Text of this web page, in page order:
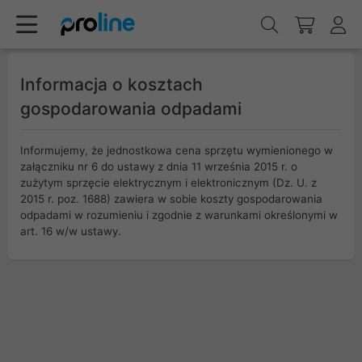
Informacja o kosztach
gospodarowania odpadami
Informujemy, że jednostkowa cena sprzętu wymienionego w
załączniku nr 6 do ustawy z dnia 11 września 2015 r. o
zużytym sprzęcie elektrycznym i elektronicznym (Dz. U. z
2015 r. poz. 1688) zawiera w sobie koszty gospodarowania
odpadami w rozumieniu i zgodnie z warunkami określonymi w
art. 16 w/w ustawy.